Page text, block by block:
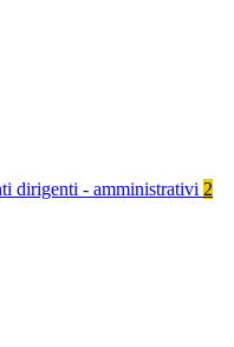
dirigenti - amministrativi 2